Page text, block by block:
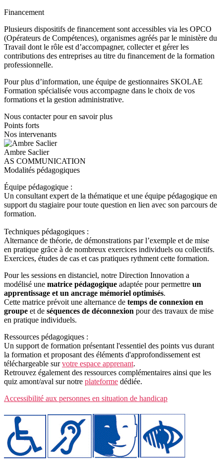
Financement
Plusieurs dispositifs de financement sont accessibles via les OPCO
(Opérateurs de Compétences), organismes agréés par le ministère du
Travail dont le rôle est d’accompagner, collecter et gérer les
contributions des entreprises au titre du financement de la formation
professionnelle.
Pour plus d’information, une équipe de gestionnaires SKOLAE
Formation spécialisée vous accompagne dans le choix de vos
formations et la gestion administrative.
Nous contacter pour en savoir plus
Points forts
Nos intervenants
Ambre Saclier
AS COMMUNICATION
Modalités pédagogiques
Équipe pédagogique :
Un consultant expert de la thématique et une équipe pédagogique en
support du stagiaire pour toute question en lien avec son parcours de
formation.
Techniques pédagogiques :
Alternance de théorie, de démonstrations par l’exemple et de mise
en pratique grâce à de nombreux exercices individuels ou collectifs.
Exercices, études de cas et cas pratiques rythment cette formation.
Pour les sessions en distanciel, notre Direction Innovation a
modélisé une matrice pédagogique adaptée pour permettre un
apprentissage et un ancrage mémoriel optimisés.
Cette matrice prévoit une alternance de temps de connexion en
groupe et de séquences de déconnexion pour des travaux de mise
en pratique individuels.
Ressources pédagogiques :
Un support de formation présentant l'essentiel des points vus durant
la formation et proposant des éléments d'approfondissement est
téléchargeable survotre espace apprenant.
Retrouvez également des ressources complémentaires ainsi que les
quiz amont/aval sur notre plateforme dédiée.
Accessibilité aux personnes en situation de handicap